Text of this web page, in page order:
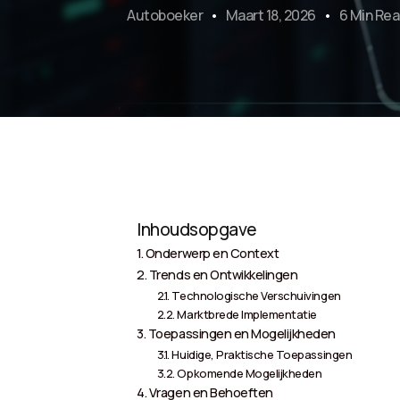
Autoboeker Maart 18, 2026 6 Min
Inhoudsopgave
Onderwerp en Context
Trends en Ontwikkelingen
Technologische Verschuivingen
Marktbrede Implementatie
Toepassingen en Mogelijkheden
Huidige, Praktische Toepassingen
Opkomende Mogelijkheden
Vragen en Behoeften